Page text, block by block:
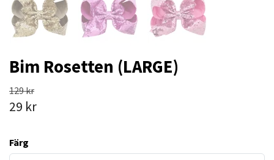
Bim Rosetten (LARGE)
129 kr
29 kr
Färg